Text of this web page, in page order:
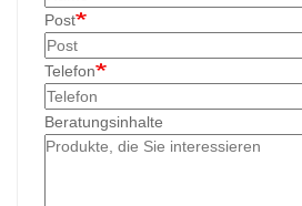
Post
Telefon
Beratungsinhalte